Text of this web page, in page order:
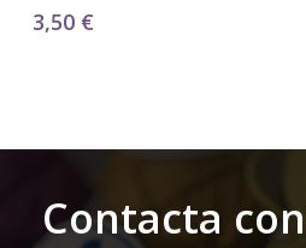
3,50 €
Contacta